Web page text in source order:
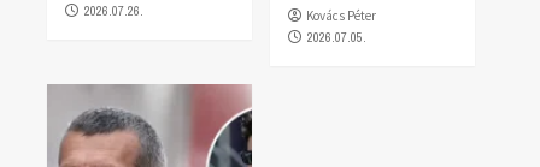
2026.07.26.
Kovács Péter
2026.07.05.